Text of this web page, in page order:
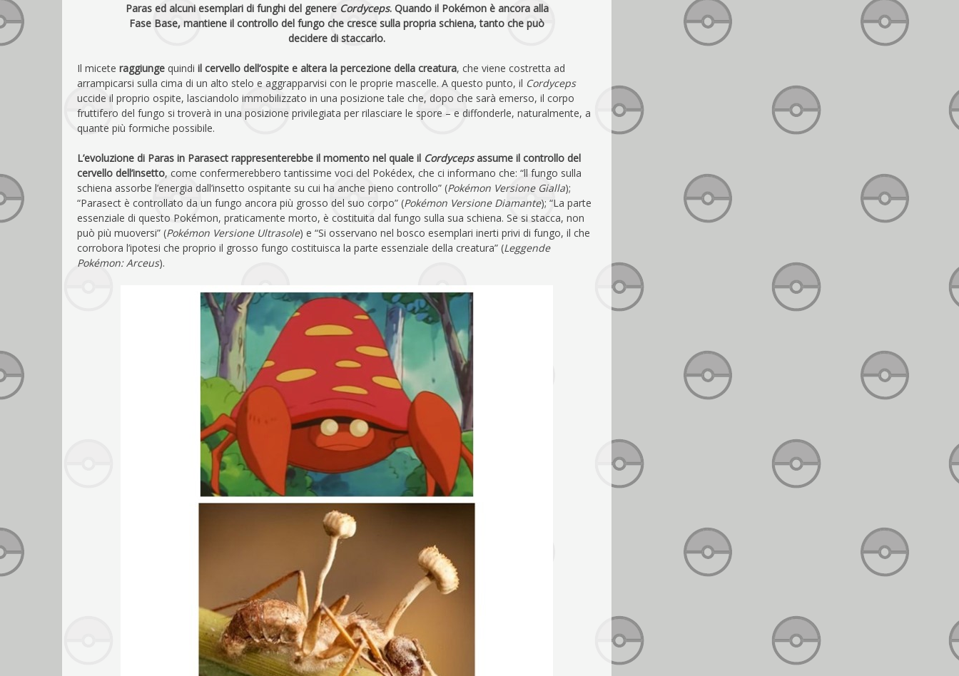
Paras ed alcuni esemplari di funghi del genere Cordyceps. Quando il Pokémon è ancora alla
Fase Base, mantiene il controllo del fungo che cresce sulla propria schiena, tanto che può
decidere di staccarlo.
Il micete raggiunge quindi il cervello dell’ospite e altera la percezione della creatura, che viene costretta ad
arrampicarsi sulla cima di un alto stelo e aggrapparvisi con le proprie mascelle. A questo punto, il Cordyceps
uccide il proprio ospite, lasciandolo immobilizzato in una posizione tale che, dopo che sarà emerso, il corpo
fruttifero del fungo si troverà in una posizione privilegiata per rilasciare le spore – e diffonderle, naturalmente, a
quante più formiche possibile.
L’evoluzione di Paras in Parasect rappresenterebbe il momento nel quale il Cordycepsassume il controllo del
cervello dell’insetto, come confermerebbero tantissime voci del Pokédex, che ci informano che: “ll fungo sulla
schiena assorbe l’energia dall’insetto ospitante su cui ha anche pieno controllo” (Pokémon Versione Gialla);
“Parasect è controllato da un fungo ancora più grosso del suo corpo” (Pokémon Versione Diamante); “La parte
essenziale di questo Pokémon, praticamente morto, è costituita dal fungo sulla sua schiena. Se si stacca, non
può più muoversi” (Pokémon Versione Ultrasole) e “Si osservano nel bosco esemplari inerti privi di fungo, il che
corrobora l’ipotesi che proprio il grosso fungo costituisca la parte essenziale della creatura” (Leggende
Pokémon: Arceus).